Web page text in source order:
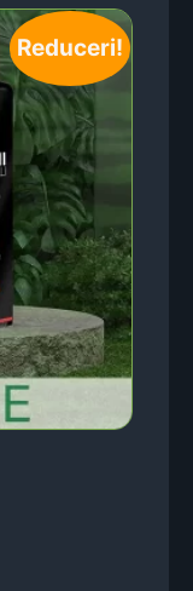
Reduceri!